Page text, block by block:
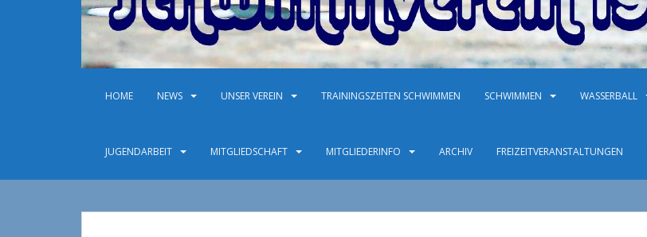
HOME NEWS UNSER VEREIN TRAININGSZEITEN SCHWIMMEN SCHWIMMEN WASSERBALL
JUGENDARBEIT MITGLIEDSCHAFT MITGLIEDERINFO ARCHIV FREIZEITVERANSTALTUNGEN